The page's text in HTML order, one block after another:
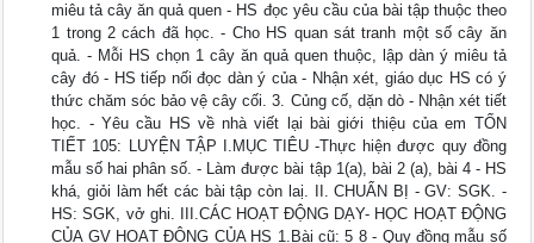
miêu tả cây ăn quả quen - HS đọc yêu cầu của bài tập thuộc theo
1 trong 2 cách đã học. - Cho HS quan sát tranh một số cây ăn
quả. - Mỗi HS chọn 1 cây ăn quả quen thuộc, lập dàn ý miêu tả
cây đó - HS tiếp nối đọc dàn ý của - Nhận xét, giáo dục HS có ý
thức chăm sóc bảo vệ cây cối. 3. Củng cố, dặn dò - Nhận xét tiết
học. - Yêu cầu HS về nhà viết lại bài giới thiệu của em TỐN
TIẾT 105: LUYỆN TẬP I.MỤC TIÊU -Thực hiện được quy đồng
mẫu số hai phân số. - Làm được bài tập 1(a), bài 2 (a), bài 4 - HS
khá, giỏi làm hết các bài tập còn laị. II. CHUẨN BỊ - GV: SGK. -
HS: SGK, vở ghi. III.CÁC HOẠT ĐỘNG DẠY- HỌC HOẠT ĐỘNG
CỦA GV HOẠT ĐỘNG CỦA HS 1.Bài cũ: 5 8 - Quy đồng mẫu số